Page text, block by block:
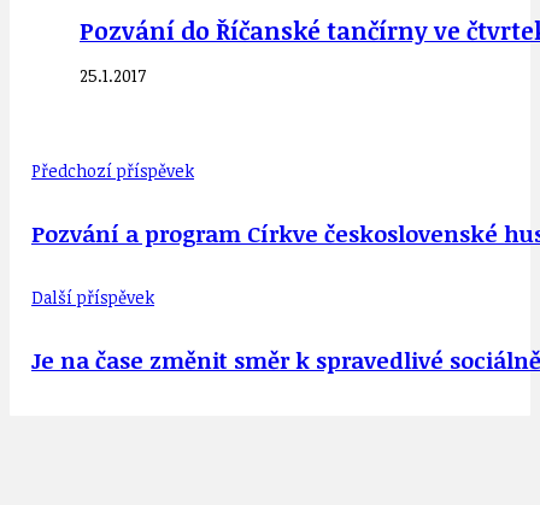
Pozvání do Říčanské tančírny ve čtvrtek
25.1.2017
Předchozí příspěvek
Pozvání a program Církve československé
Další příspěvek
Je na čase změnit směr k spravedlivé